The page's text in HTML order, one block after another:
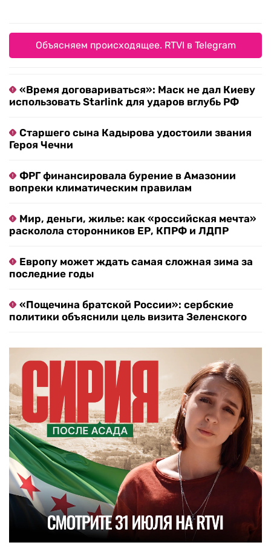
Объясняем происходящее. RTVI в Telegram
«Время договариваться»: Маск не дал Киеву
использовать Starlink для ударов вглубь РФ
Старшего сына Кадырова удостоили звания
Героя Чечни
ФРГ финансировала бурение в Амазонии
вопреки климатическим правилам
Мир, деньги, жилье: как «российская мечта»
расколола сторонников ЕР, КПРФ и ЛДПР
Европу может ждать самая сложная зима за
последние годы
«Пощечина братской России»: сербские
политики объяснили цель визита Зеленского